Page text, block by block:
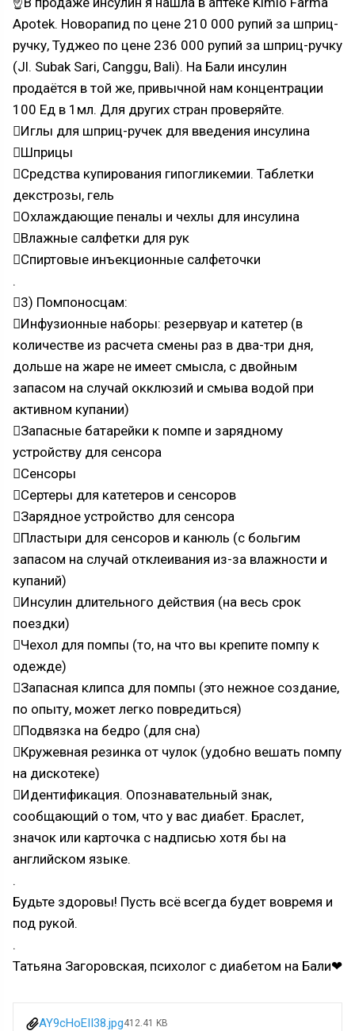
Apotek. Новорапид по цене 210 000 рупий за шприц-
ручку, Туджео по цене 236 000 рупий за шприц-ручку
(Jl. Subak Sari, Canggu, Bali). На Бали инсулин
продаётся в той же, привычной нам концентрации
100 Ед в 1мл. Для других стран проверяйте.
Иглы для шприц-ручек для введения инсулина
Шприцы
Средства купирования гипогликемии. Таблетки
декстрозы, гель
Охлаждающие пеналы и чехлы для инсулина
Влажные салфетки для рук
Спиртовые инъекционные салфеточки
.
3) Помпоносцам:
Инфузионные наборы: резервуар и катетер (в
количестве из расчета смены раз в два-три дня,
дольше на жаре не имеет смысла, с двойным
запасом на случай окклюзий и смыва водой при
активном купании)
Запасные батарейки к помпе и зарядному
устройству для сенсора
Сенсоры
Сертеры для катетеров и сенсоров
Зарядное устройство для сенсора
Пластыри для сенсоров и канюль (с больгим
запасом на случай отклеивания из-за влажности и
купаний)
Инсулин длительного действия (на весь срок
поездки)
Чехол для помпы (то, на что вы крепите помпу к
одежде)
Запасная клипса для помпы (это нежное создание,
по опыту, может легко повредиться)
Подвязка на бедро (для сна)
Кружевная резинка от чулок (удобно вешать помпу
на дискотеке)
Идентификация. Опознавательный знак,
сообщающий о том, что у вас диабет. Браслет,
значок или карточка с надписью хотя бы на
английском языке.
.
Будьте здоровы! Пусть всё всегда будет вовремя и
под рукой.
.
Татьяна Загоровская, психолог с диабетом на Бали❤
AY9cHoEII38.jpg412.41 KB